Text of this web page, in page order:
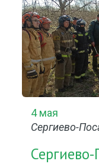
4 мая
Сергиево-